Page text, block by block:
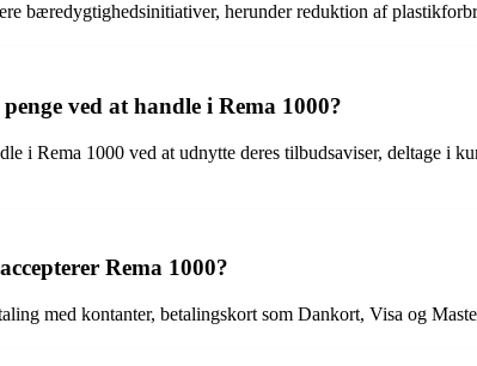
bæredygtighedsinitiativer, herunder reduktion af
ved at handle i Rema 1000?
i Rema 1000 ved at udnytte deres tilbudsaviser, deltage
Rema 1000?
med kontanter, betalingskort som Dankort, Visa og